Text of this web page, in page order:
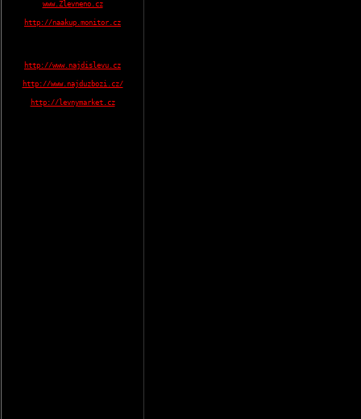
www.Zlevneno.cz
http://naakup.monitor.cz
http://www.najdislevu.cz
http://www.najduzbozi.cz/
http://levnymarket.cz